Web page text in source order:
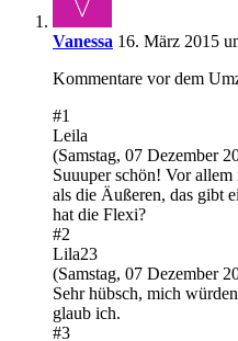
Vanessa 16. März 2015
Kommentare vor dem
#1
Leila
(Samstag, 07 Dezember
Suuuper schön! Vor
als die Äußeren, das gibt
hat die Flexi?
#2
Lila23
(Samstag, 07 Dezember
Sehr hübsch, mich
glaub ich.
#3